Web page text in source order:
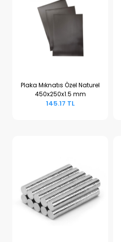
Sepete Ekle
Plaka Mıknatıs Özel Naturel
450x250x1.5 mm
145.17 TL